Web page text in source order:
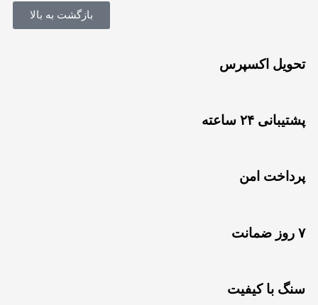
بازگشت به بالا
تحویل اکسپرس
پشتیبانی ۲۴ ساعته
پرداخت امن
۷ روز ضمانت
سنگ با کیفیت